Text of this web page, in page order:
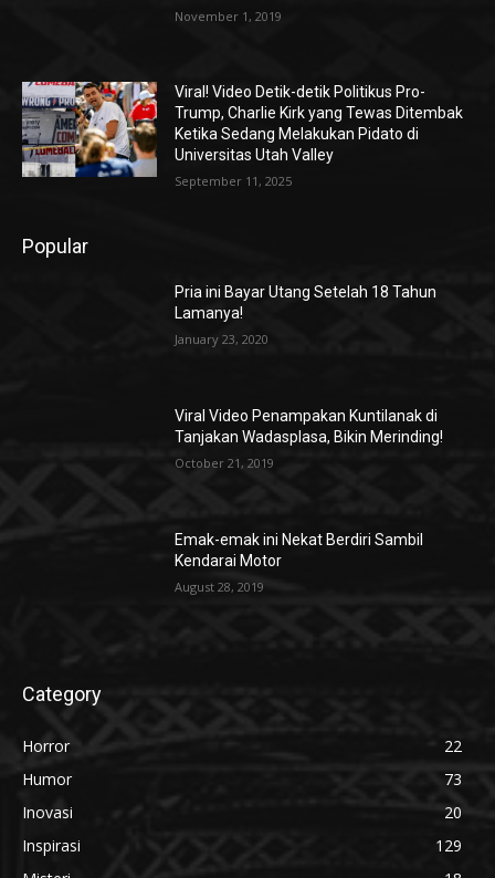
November 1, 2019
Viral! Video Detik-detik Politikus Pro-
Trump, Charlie Kirk yang Tewas Ditembak
Ketika Sedang Melakukan Pidato di
Universitas Utah Valley
September 11, 2025
Popular
Pria ini Bayar Utang Setelah 18 Tahun
Lamanya!
January 23, 2020
Viral Video Penampakan Kuntilanak di
Tanjakan Wadasplasa, Bikin Merinding!
October 21, 2019
Emak-emak ini Nekat Berdiri Sambil
Kendarai Motor
August 28, 2019
Category
Horror
22
Humor
73
Inovasi
20
Inspirasi
129